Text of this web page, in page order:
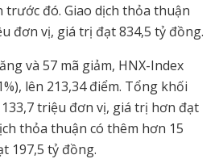
trước đó. Giao dịch thỏa thuận
đơn vị, giá trị đạt 834,5 tỷ đồng.
và 57 mã giảm, HNX-Index
lên 213,34 điểm. Tổng khối
triệu đơn vị, giá trị hơn đạt
thỏa thuận có thêm hơn 15
197,5 tỷ đồng.